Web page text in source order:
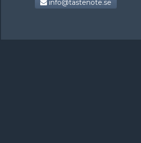
info@tastenote.se